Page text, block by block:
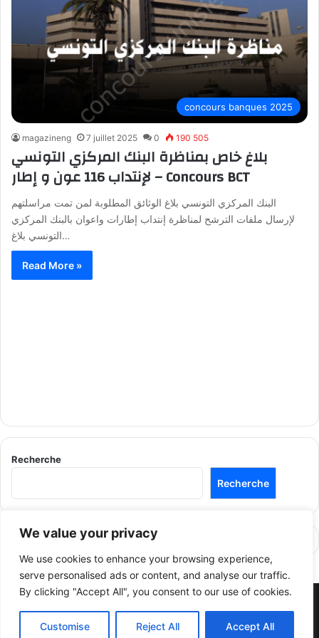
We value your privacy
We use cookies to enhance your browsing experience,
serve personalised ads or content, and analyse our traffic.
By clicking "Accept All", you consent to our use of cookies.
Customise Reject All Accept All
concours banques 2025
magazineng 7 juillet 2025 0 190 505
بلاغ خاص بمناظرة البنك المركزي التونسي
لإنتداب 116 عون و إطار – Concours BCT
البنك المركزي التونسي بلاغ الوثائق المطلوبة لمن تمت مراسلتهم
لإرسال ملفات الترشح لمناظرة إنتداب إطارات واعوان بالبنك المركزي
التونسي بلاغ…
Read More »
Recherche
Recherche
© Copyright 2026, All Rights Reserved |
مجلتنا - Our Magazine
2024